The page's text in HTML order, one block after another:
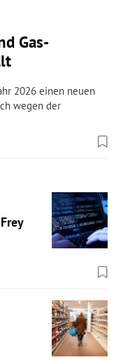
Gas-
2026 einen neuen
wegen der